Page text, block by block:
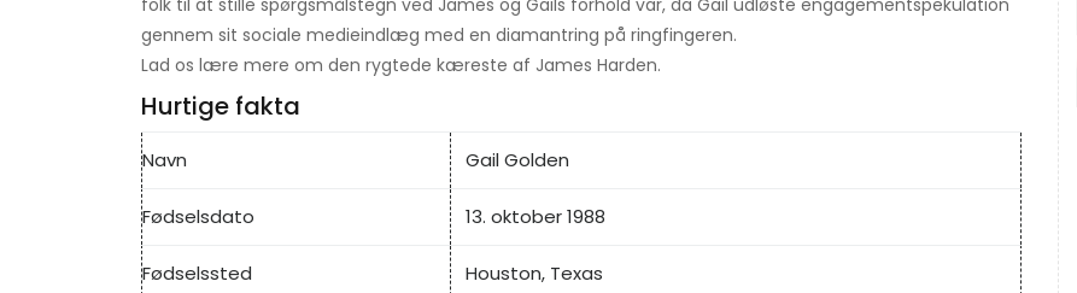
folk til at stille spørgsmålstegn ved James og Gails forhold var, da Gail udløste engagementspekulation
gennem sit sociale medieindlæg med en diamantring på ringfingeren.
Lad os lære mere om den rygtede kæreste af James Harden.
Hurtige fakta
Navn Gail Golden
Fødselsdato 13. oktober 1988
Fødselssted Houston, Texas